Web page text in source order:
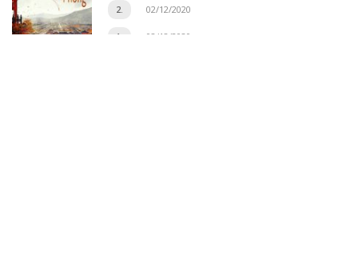
2. 02/12/2020
1. 02/12/2020